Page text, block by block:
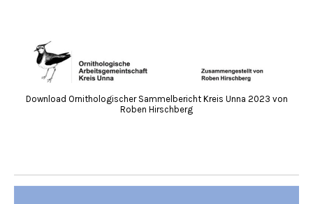
Download Ornithologischer Sammelbericht Kreis Unna 2023 von
Roben Hirschberg